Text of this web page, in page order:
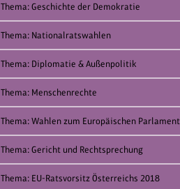
Thema: Geschichte der Demokratie
Thema: Nationalratswahlen
Thema: Diplomatie & Außenpolitik
Thema: Menschenrechte
Thema: Wahlen zum Europäischen Parlament
Thema: Gericht und Rechtsprechung
Thema: EU-Ratsvorsitz Österreichs 2018